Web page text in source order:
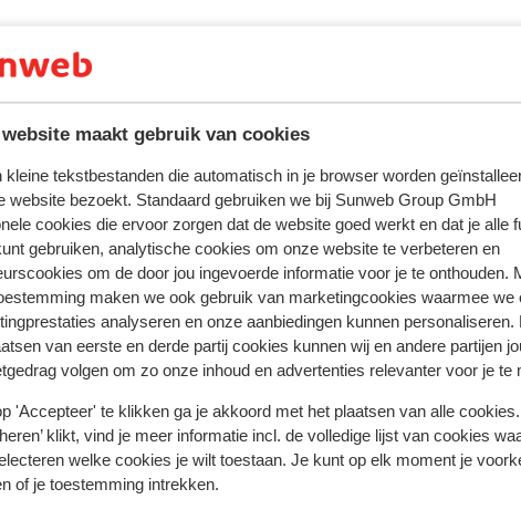
website maakt gebruik van cookies
kleine tekstbestanden die automatisch in je browser worden
website bezoekt. Standaard gebruiken we bij Sunweb Group GmbH
cookies die ervoor zorgen dat de website goed werkt en dat je alle
gebruiken, analytische cookies om onze website te verbeteren en
om de door jou ingevoerde informatie voor je te onthouden.
maken we ook gebruik van marketingcookies waarmee we
analyseren en onze aanbiedingen kunnen personaliseren.
van eerste en derde partij cookies kunnen wij en andere partijen
volgen om zo onze inhoud en advertenties relevanter voor je te
'Accepteer' te klikken ga je akkoord met het plaatsen van alle
klikt, vind je meer informatie incl. de volledige lijst van cookies
welke cookies je wilt toestaan. Je kunt op elk moment je
of je toestemming intrekken.
met ons product oprecht weergeven. Meer over reviews
Meest geboekt door met
9.7 Fantastisch
3 apr.
Geweldige accomodatie! Leuke gastheer/vrouw!
Proper en ruim!
Geweldige accomodatie! Leuke gastheer/vrouw!
Proper en ruim!